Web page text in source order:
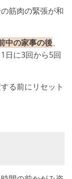
筋肉の緊張が和
中の家事の後、
日に3回から5回
る前にリセット